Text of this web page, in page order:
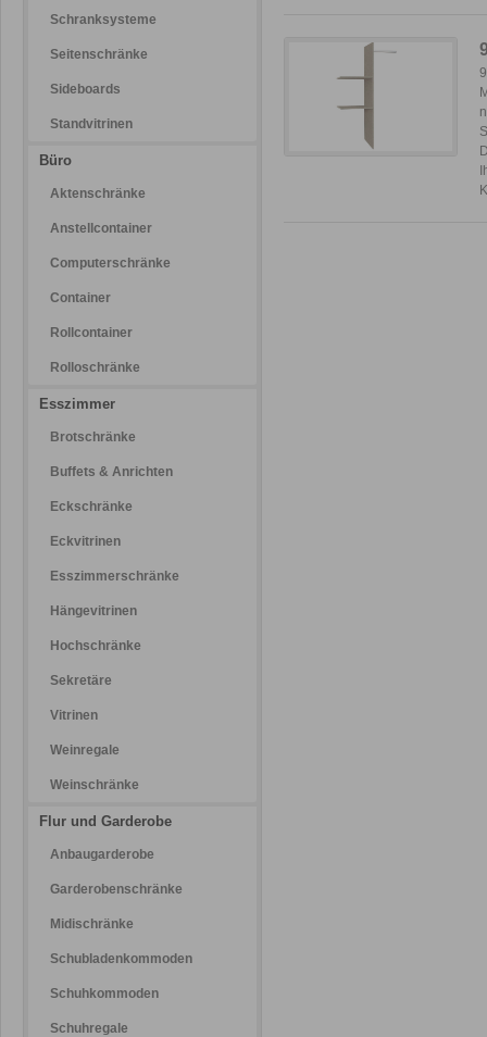
Schranksysteme
Seitenschränke
Sideboards
Standvitrinen
Büro
Aktenschränke
Anstellcontainer
Computerschränke
Container
Rollcontainer
Rolloschränke
Esszimmer
Brotschränke
Buffets & Anrichten
Eckschränke
Eckvitrinen
Esszimmerschränke
Hängevitrinen
Hochschränke
Sekretäre
Vitrinen
Weinregale
Weinschränke
Flur und Garderobe
Anbaugarderobe
Garderobenschränke
Midischränke
Schubladenkommoden
Schuhkommoden
Schuhregale